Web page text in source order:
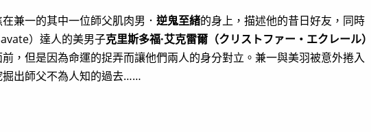
兼一的其中一位師父肌肉男． 逆鬼至緒的身上，描述他的昔日好友，同時
）達人的美男子克里斯多福·艾克雷爾（クリストファー・エクレール）
，但是因為命運的捉弄而讓他們兩人的身分對立。兼一與美羽被意外捲入
出師父不為人知的過去……